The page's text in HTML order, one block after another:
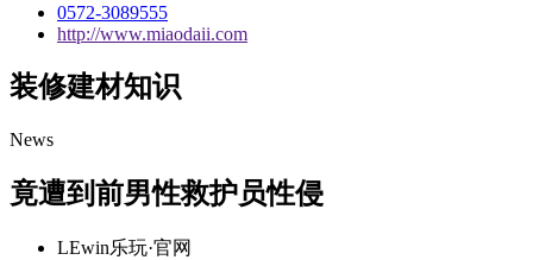
0572-3089555
http://www.miaodaii.com
装修建材知识
News
竟遭到前男性救护员性侵
LEwin乐玩·官网